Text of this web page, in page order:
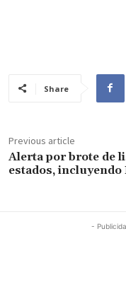
Share
Previous article
Alerta por brote de
estados, incluyendo
-